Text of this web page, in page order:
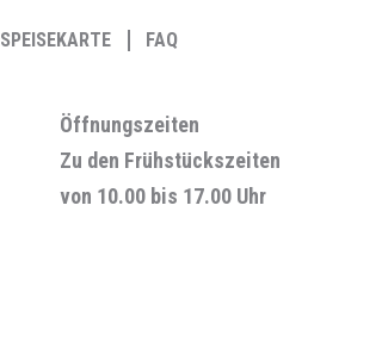
SPEISEKARTE FAQ
Öffnungszeiten
Zu den Frühstückszeiten
von 10.00 bis 17.00 Uhr